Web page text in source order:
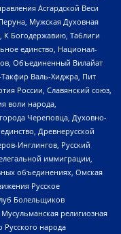
Асгардской Веси
Мужская Духовная
К Богодержавию, Таблиги
единство, Национал-
Объединенный Вилайат
Валь-Хиджра, Пит
России, Славянский союз,
воли народа,
Череповца, Духовно-
Древнерусской
Инглингов, Русский
иммиграции,
объединениях, Омская
Русское
Болельщиков
религиозная
народа